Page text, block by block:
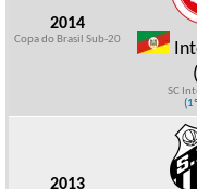
2014
Copa do Brasil Sub-20
SC
2013